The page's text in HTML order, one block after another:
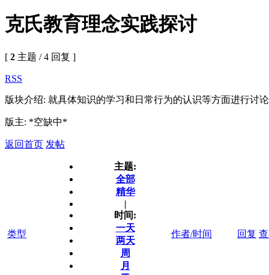
克氏教育理念实践探讨
[ 2 主题 / 4 回复 ]
RSS
版块介绍: 就具体知识的学习和日常行为的认识等方面进行讨
版主: *空缺中*
返回首页 发帖
类型
主题:
全部
精华
|
时间:
一天
两天
周
月
作者/时间 回复